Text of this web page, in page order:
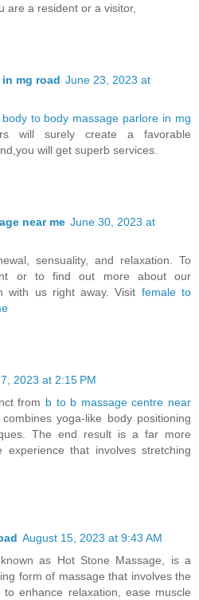
are a resident or a visitor,
mg road June 23, 2023 at
body to body massage parlore in mg
will surely create a favorable
will get superb services.
near me June 30, 2023 at
sensuality, and relaxation. To
or to find out more about our
with us right away. Visit female to
2023 at 2:15 PM
from b to b massage centre near
yoga-like body positioning
The end result is a far more
experience that involves stretching
August 15, 2023 at 9:43 AM
as Hot Stone Massage, is a
form of massage that involves the
enhance relaxation, ease muscle